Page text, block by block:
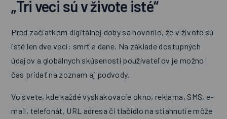
„Tri veci sú v živote isté“
Pred začiatkom digitálnej doby sa hovorilo, že v živote sú
isté len dve veci: smrť a dane. Na základe dostupných
údajov a globálnych skúseností používateľov je možno
čas pridať na zoznam aj podvody.
Vo svete, kde každé vyskakovacie okno, reklama, SMS, e-
mail, telefonát, URL adresa či tlačidlo na stiahnutie môže